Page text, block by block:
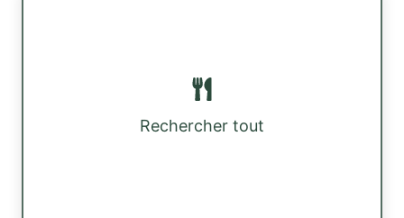
Rechercher tout